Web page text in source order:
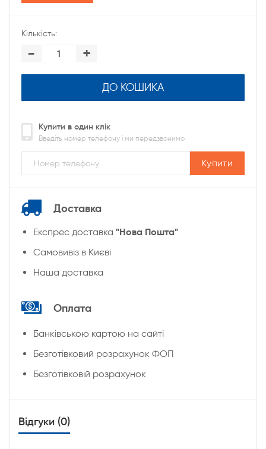
Кількість:
- +
ДО КОШИКА
Купити в один клік
Введіть номер телефону і ми передзвонимо
Купити
Доставка
Експрес доставка "Нова Пошта"
Cамовивіз в Києві
Наша доставка
Оплата
Банківською картою на сайті
Безготівковий розрахунок ФОП
Безготівковій розрахунок
Відгуки (0)